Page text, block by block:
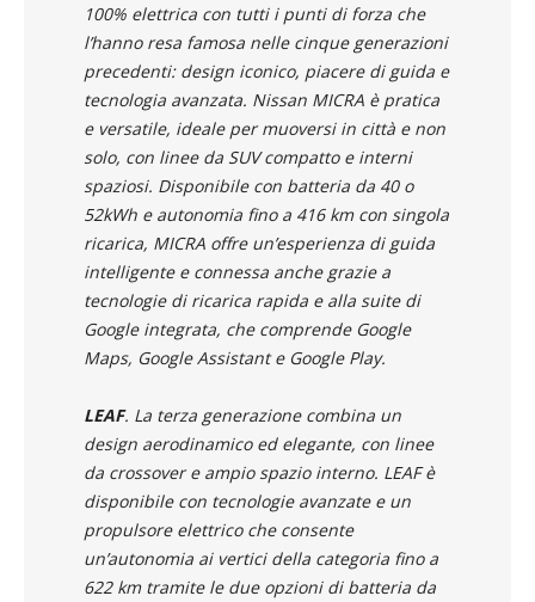
100% elettrica con tutti i punti di forza che
l’hanno resa famosa nelle cinque generazioni
precedenti: design iconico, piacere di guida e
tecnologia avanzata. Nissan MICRA è pratica
e versatile, ideale per muoversi in città e non
solo, con linee da SUV compatto e interni
spaziosi. Disponibile con batteria da 40 o
52kWh e autonomia fino a 416 km con singola
ricarica, MICRA offre un’esperienza di guida
intelligente e connessa anche grazie a
tecnologie di ricarica rapida e alla suite di
Google integrata, che comprende Google
Maps, Google Assistant e Google Play.
LEAF. La terza generazione combina un
design aerodinamico ed elegante, con linee
da crossover e ampio spazio interno. LEAF è
disponibile con tecnologie avanzate e un
propulsore elettrico che consente
un’autonomia ai vertici della categoria fino a
622 km tramite le due opzioni di batteria da